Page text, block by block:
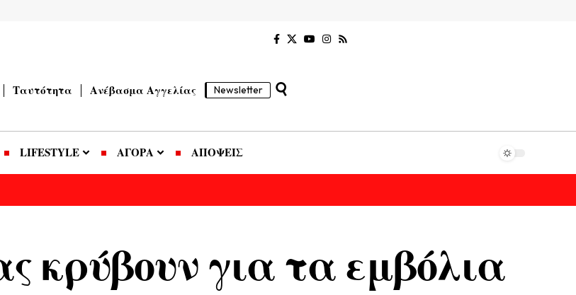
Ταυτότητα Ανέβασμα Αγγελίας Newsletter
LIFESTYLE ΑΓΟΡΑ ΑΠΟΨΕΙΣ
κρύβουν για τα εμβόλια